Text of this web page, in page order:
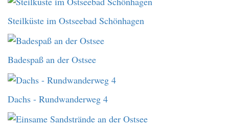
Steilküste im Ostseebad Schönhagen
Badespaß an der Ostsee
Dachs - Rundwanderweg 4